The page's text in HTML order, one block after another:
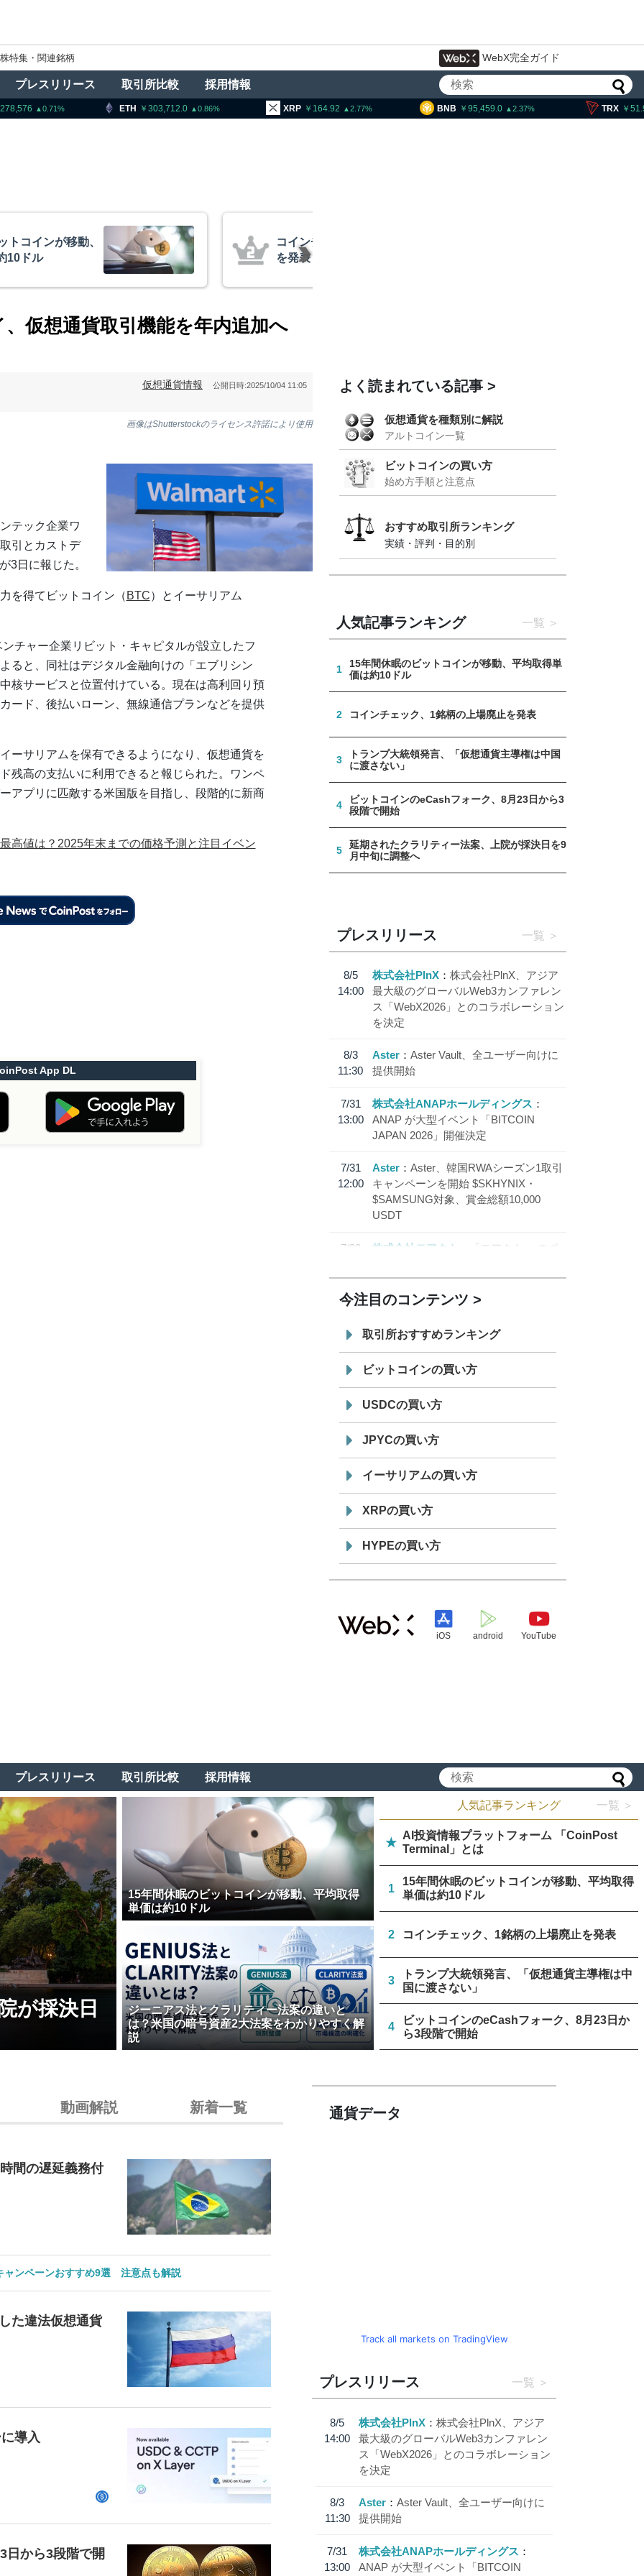
株特集・関連銘柄 WebX完全ガイド
プレスリリース 取引所比較 採用情報
ETH 303,712.0 XRP 164.92 BNB 95,459.0 TRX 51.90
1銘柄の上場廃止
トランプ大統領発言、「仮想通貨主
導権は中国に渡さない」
仮想通貨取引機能を年内追加へ
仮想通貨情報 公開日時:2025/10/04 11:05
画像はShutterstockのライセンス許諾により使用
テック企業ワ
引とカストデ
3日に報じた。
を得てビットコイン（ BTC）とイーサリアム
チャー企業リビット・キャピタルが設立したフ
ると、同社はデジタル金融向けの「エブリシン
核サービスと位置付けている。現在は高利回り預
ード、後払いローン、無線通信プランなどを提供
ーサリアムを保有できるようになり、仮想通貨を
残高の支払いに利用できると報じられた。ワンペ
アプリに匹敵する米国版を目指し、段階的に新商
高値は？2025年末までの価格予測と注目イベン
App DL
よく読まれている記事
仮想通貨を種類別に解説
アルトコイン一覧
ビットコインの買い方
始め方手順と注意点
おすすめ取引所ランキング
実績・評判・目的別
人気記事ランキング 一覧
1
15年間休眠のビットコインが移動、平均取得単
価は約10ドル
2 コインチェック、1銘柄の上場廃止を発表
3
トランプ大統領発言、「仮想通貨主導権は中国
に渡さない」
4
ビットコインのeCashフォーク、8月23日から3
段階で開始
5
延期されたクラリティー法案、上院が採決日を9
月中旬に調整へ
プレスリリース 一覧
8/5
14:00
株式会社PlnX
株式会社PlnX、アジア
最大級のグローバルWeb3カンファレン
ス「WebX2026」とのコラボレーション
を決定
8/3
11:30
Aster
Aster Vault、全ユーザー向けに
提供開始
7/31
13:00
株式会社ANAPホールディングス
ANAP が大型イベント「BITCOIN
JAPAN 2026」開催決定
7/31
12:00
Aster
Aster、韓国RWAシーズン1取引
キャンペーンを開始 $SKHYNIX・
$SAMSUNG対象、賞金総額10,000
USDT
7/30
株式会社モアクト
「モアクト」 のポ
「 JPYC」を追加
19:30
てステーブルコイン「JPYSC」徹底解
説セミナーを開催
今注目のコンテンツ
取引所おすすめランキング
ビットコインの買い方
USDCの買い方
JPYCの買い方
イーサリアムの買い方
XRPの買い方
HYPEの買い方
iOS android YouTube
プレスリリース 取引所比較 採用情報
が採決日
15年間休眠のビットコインが移動、平均取得
単価は約10ドル
ジーニアス法とクラリティー法案の違いと
は？米国の暗号資産2大法案をわかりやすく解
説
人気記事ランキング 一覧 ＞
★
AI投資情報プラットフォーム 「CoinPost
Terminal」とは
1
15年間休眠のビットコインが移動、平均取得
単価は約10ドル
2 コインチェック、1銘柄の上場廃止を発表
3
トランプ大統領発言、「仮想通貨主導権は中
国に渡さない」
4
ビットコインのeCashフォーク、8月23日か
ら3段階で開始
動画解説 新着一覧
間の遅延義務付
ャンペーンおすすめ9選 注意点も解説
た違法仮想通貨
導入
日から3段階で開
通貨データ
Track all markets on TradingView
プレスリリース 一覧
8/5
14:00
株式会社PlnX
株式会社PlnX、アジア
最大級のグローバルWeb3カンファレン
ス「WebX2026」とのコラボレーション
を決定
8/3
11:30
Aster
Aster Vault、全ユーザー向けに
提供開始
7/31
13:00
株式会社ANAPホールディングス
ANAP が大型イベント「BITCOIN